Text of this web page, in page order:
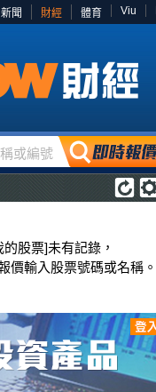
新聞 財經 體育 Viu
或編號
的股票]未有記錄，
價輸入股票號碼或名稱。